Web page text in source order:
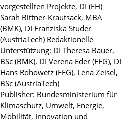
vorgestellten Projekte, DI (FH)
Sarah Bittner-Krautsack, MBA
(BMK), DI Franziska Studer
(AustriaTech) Redaktionelle
Unterstützung: DI Theresa Bauer,
BSc (BMK), DI Verena Eder (FFG), DI
Hans Rohowetz (FFG), Lena Zeisel,
BSc (AustriaTech)
Publisher: Bundesministerium für
Klimaschutz, Umwelt, Energie,
Mobilität, Innovation und